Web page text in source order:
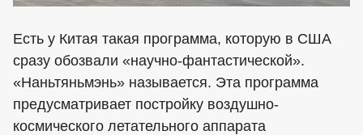
Есть у Китая такая программа, которую в США
сразу обозвали «научно-фантастической».
«Наньтяньмэнь» называется. Эта программа
предусматривает постройку воздушно-
космического летательного аппарата